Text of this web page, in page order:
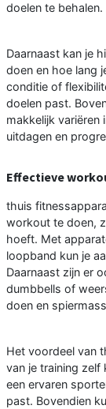
doelen te behalen.
Daarnaast kan je
doen en hoe lang
conditie of
doelen past.
makkelijk variëren
uitdagen en
Effectieve
thuis
workout te doen,
hoeft. Met
loopband kun je
Daarnaast zijn er
dumbbells of
doen en
Het voordeel van
van je training zelf
een ervaren
past. Bovendien